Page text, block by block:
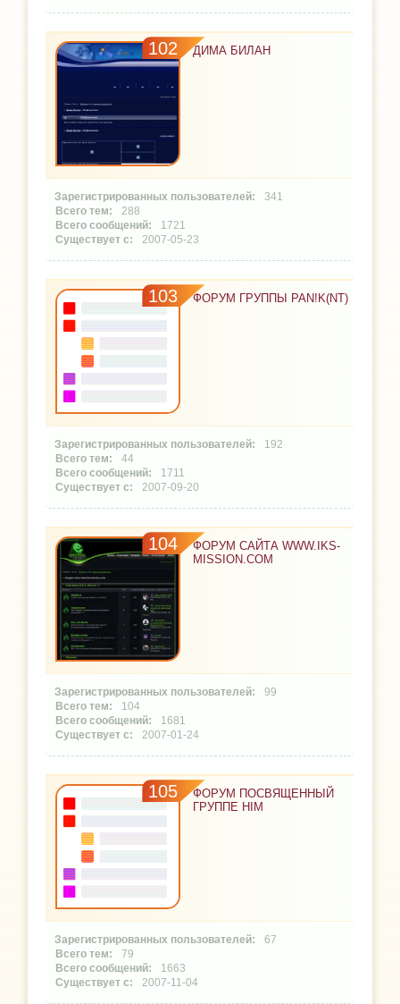
102 ДИМА БИЛАН
341
288
1721
2007-05-23
103 ФОРУМ ГРУППЫ PAN!K(NT)
192
44
1711
2007-09-20
104
ФОРУМ САЙТА WWW.IKS-
MISSION.COM
99
104
1681
2007-01-24
105
ФОРУМ ПОСВЯЩЕННЫЙ
ГРУППЕ HIM
67
79
1663
2007-11-04